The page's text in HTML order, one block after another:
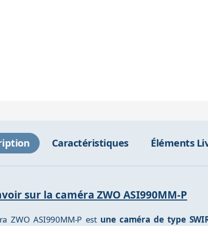
Caractéristiques Éléments
sur la caméra ZWO ASI990MM-P
ZWO ASI990MM-P est une caméra de type